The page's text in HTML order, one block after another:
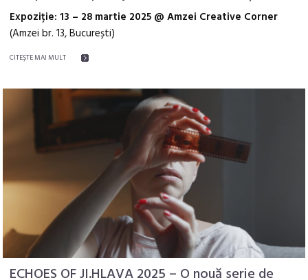
Expoziție: 13 – 28 martie 2025 @ Amzei Creative Corner
(Amzei br. 13, București)
CITEŞTE MAI MULT
ECHOES OF JI.HLAVA 2025 – O nouă serie de